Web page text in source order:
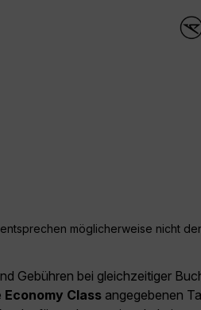
möglicherweise nicht
Gebühren bei gleichzeitiger
Economy Class angegebenen